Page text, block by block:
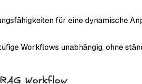
für eine dynamische
Workflows unabhängig, ohne